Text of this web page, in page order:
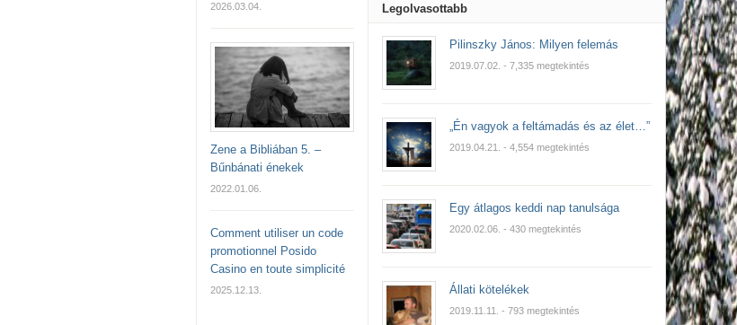
2026.03.04.
Zene a Bibliában 5. –
Bűnbánati énekek
2022.01.06.
Comment utiliser un code
promotionnel Posido
Casino en toute simplicité
2025.12.13.
Legolvasottabb
Pilinszky János: Milyen felemás
2019.07.02. - 7,335 megtekintés
„Én vagyok a feltámadás és az élet…”
2019.04.21. - 4,554 megtekintés
Egy átlagos keddi nap tanulsága
2020.02.06. - 430 megtekintés
Állati kötelékek
2019.11.11. - 793 megtekintés